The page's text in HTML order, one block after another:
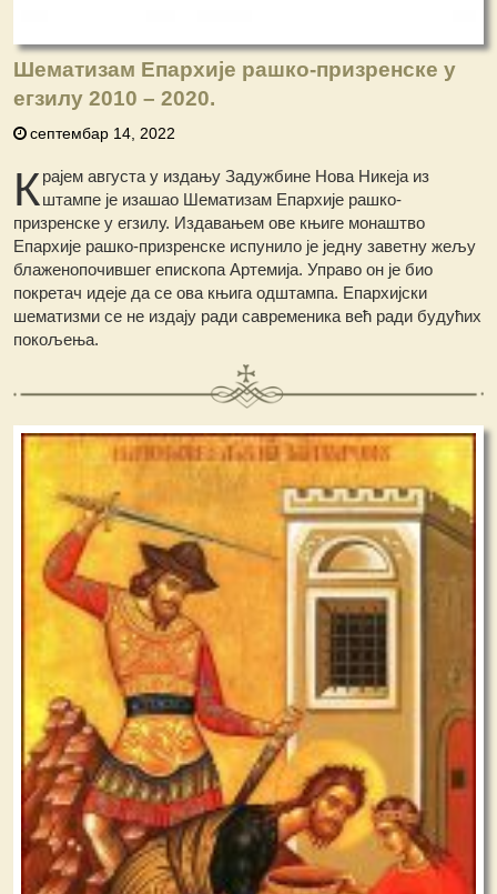
Шематизам Епархије рашко-призренске у
егзилу 2010 – 2020.
септембар 14, 2022
Крајем августа у издању Задужбине Нова Никеја из
штампе је изашао Шематизам Епархије рашко-
призренске у егзилу. Издавањем ове књиге монаштво
Епархије рашко-призренске испунило је једну заветну жељу
блаженопочившег епископа Артемија. Управо он је био
покретач идеје да се ова књига одштампа. Епархијски
шематизми се не издају ради савременика већ ради будућих
покољења.